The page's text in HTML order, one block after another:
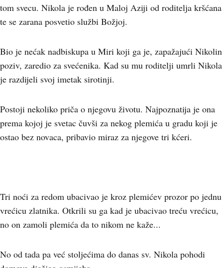
tom svecu. Nikola je rođen u Maloj Aziji od roditelja kršćana
te se zarana posvetio službi Božjoj.
Bio je nećak nadbiskupa u Miri koji ga je, zapažajući Nikolin
poziv, zaredio za svećenika. Kad su mu roditelji umrli Nikola
je razdijeli svoj imetak sirotinji.
Postoji nekoliko priča o njegovu životu. Najpoznatija je ona
prema kojoj je svetac čuvši za nekog plemića u gradu koji je
ostao bez novaca, pribavio miraz za njegove tri kćeri.
Tri noći za redom ubacivao je kroz plemićev prozor po jednu
vrećicu zlatnika. Otkrili su ga kad je ubacivao treću vrećicu,
no on zamoli plemića da to nikom ne kaže...
No od tada pa već stoljećima do danas sv. Nikola pohodi